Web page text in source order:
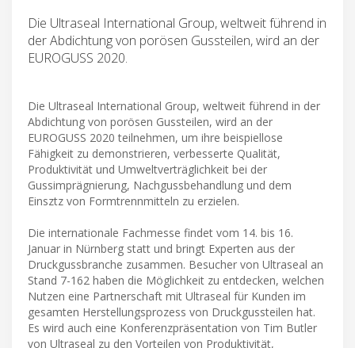
Die Ultraseal International Group, weltweit führend in
der Abdichtung von porösen Gussteilen, wird an der
EUROGUSS 2020.
Die Ultraseal International Group, weltweit führend in der
Abdichtung von porösen Gussteilen, wird an der
EUROGUSS 2020 teilnehmen, um ihre beispiellose
Fähigkeit zu demonstrieren, verbesserte Qualität,
Produktivität und Umweltverträglichkeit bei der
Gussimprägnierung, Nachgussbehandlung und dem
Einsztz von Formtrennmitteln zu erzielen.
Die internationale Fachmesse findet vom 14. bis 16.
Januar in Nürnberg statt und bringt Experten aus der
Druckgussbranche zusammen. Besucher von Ultraseal an
Stand 7-162 haben die Möglichkeit zu entdecken, welchen
Nutzen eine Partnerschaft mit Ultraseal für Kunden im
gesamten Herstellungsprozess von Druckgussteilen hat.
Es wird auch eine Konferenzpräsentation von Tim Butler
von Ultraseal zu den Vorteilen von Produktivität,